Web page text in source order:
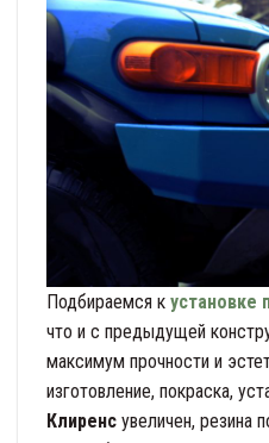
Подбираемся к установке
что и с предыдущей
максимум прочности и
изготовление, покраска,
Клиренс увеличен, резина